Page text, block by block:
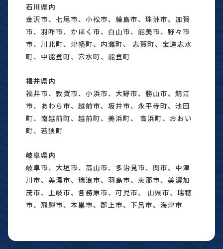
石川県内
金沢市、七尾市、小松市、輪島市、珠洲市、加賀
市、羽咋市、かほく市、白山市、能美市、野々市
市、川北町、津幡町、内灘町、 志賀町、宝達志水
町、中能登町、穴水町、能登町
福井県内
福井市、敦賀市、小浜市、大野市、勝山市、鯖江
市、あわら市、越前市、坂井市、永平寺町、池田
町、南越前町、越前町、美浜町、 高浜町、おおい
町、若狭町
岐阜県内
岐阜市、大垣市、高山市、多治見市、関市、中津
川市、美濃市、瑞浪市、羽島市、恵那市、美濃加
茂市、土岐市、各務原市、可児市、 山県市、瑞穂
市、飛騨市、本巣市、郡上市、下呂市、海津市